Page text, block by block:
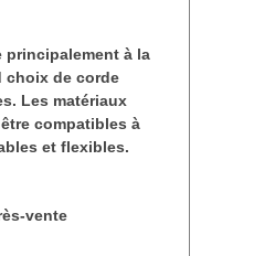
principalement à la
choix de corde
Les matériaux
compatibles à
et flexibles.
vente